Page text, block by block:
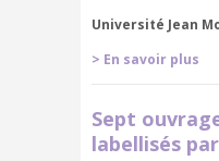
Université Jean
> En savoir plus
Sept
labellisés